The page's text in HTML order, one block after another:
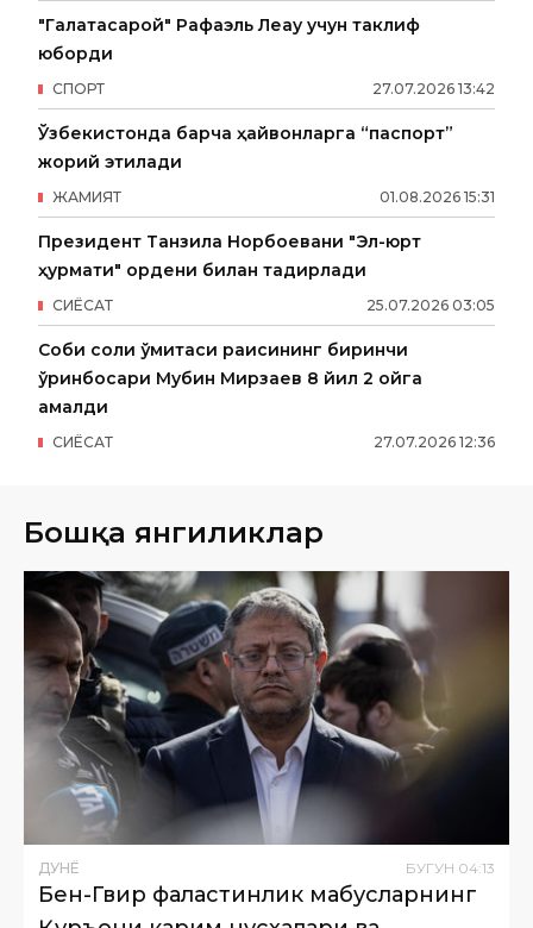
"Галатасарой" Рафаэль Леау учун таклиф
юборди
27.07.2026 13:42
СПОРТ
Ўзбекистонда барча ҳайвонларга “паспорт”
жорий этилади
01.08.2026 15:31
ЖАМИЯТ
Президент Танзила Норбоевани "Эл-юрт
ҳурмати" ордени билан тақдирлади
25.07.2026 03:05
СИËСАТ
Собиқ солиқ қўмитаси раисининг биринчи
ўринбосари Мубин Мирзаев 8 йил 2 ойга
қамалди
27.07.2026 12:36
СИËСАТ
Бошқа янгиликлар
ДУНË БУГУН 04:13
Бен-Гвир фаластинлик маҳбусларнинг